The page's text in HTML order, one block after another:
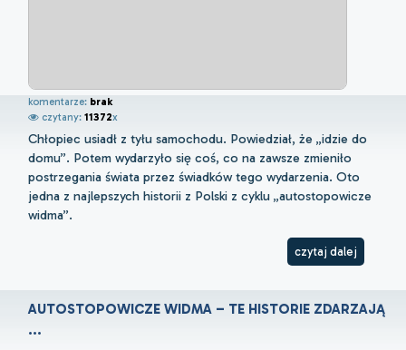
komentarze: brak
czytany: 11372x
Chłopiec usiadł z tyłu samochodu. Powiedział, że „idzie do
domu”. Potem wydarzyło się coś, co na zawsze zmieniło
postrzegania świata przez świadków tego wydarzenia. Oto
jedna z najlepszych historii z Polski z cyklu „autostopowicze
widma”.
czytaj dalej
AUTOSTOPOWICZE WIDMA – TE HISTORIE ZDARZAJĄ
...